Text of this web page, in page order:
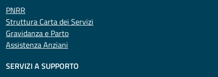
PNRR
Struttura Carta dei Servizi
Gravidanza e Parto
Assistenza Anziani
SERVIZI A SUPPORTO